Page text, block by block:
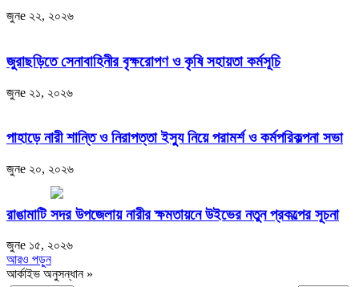
জুনe ২২, ২০২৬
জুরাছড়িতে সেনাবাহিনীর বৃক্ষরোপণ ও কৃষি সহায়তা কর্মসূচি
জুনe ২১, ২০২৬
পাহাড়ে নারী শান্তি ও নিরাপত্তা ইস্যু নিয়ে পরামর্শ ও কর্মপরিকল্পনা সভা
জুনe ২০, ২০২৬
রাঙামাটি সদর উপজেলায় নারীর ক্ষমতায়নে উইভের নতুন প্রকল্পের সূচনা
জুনe ১৫, ২০২৬
আরও পড়ুন
আর্কাইভ অনুসন্ধান »